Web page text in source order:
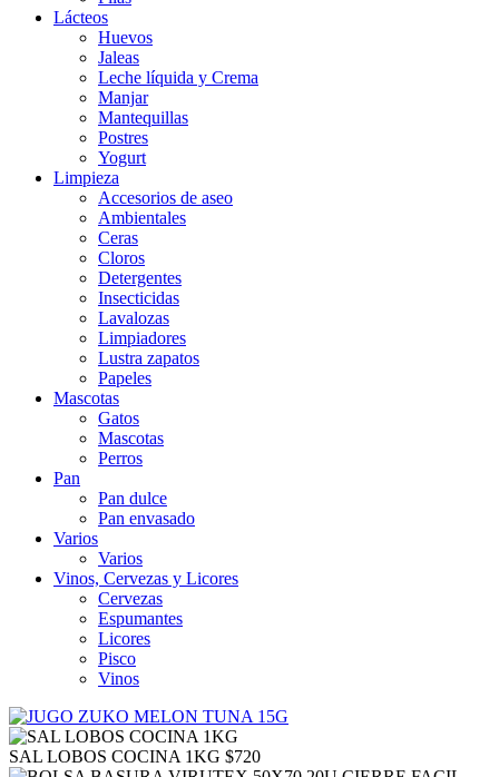
Lácteos
Huevos
Jaleas
Leche líquida y Crema
Manjar
Mantequillas
Postres
Yogurt
Limpieza
Accesorios de aseo
Ambientales
Ceras
Cloros
Detergentes
Insecticidas
Lavalozas
Limpiadores
Lustra zapatos
Papeles
Mascotas
Gatos
Mascotas
Perros
Pan
Pan dulce
Pan envasado
Varios
Varios
Vinos, Cervezas y Licores
Cervezas
Espumantes
Licores
Pisco
Vinos
SAL LOBOS COCINA 1KG $720